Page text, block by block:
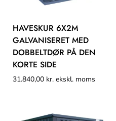
HAVESKUR 6X2M
GALVANISERET MED
DOBBELTDØR PÅ DEN
KORTE SIDE
31.840,00 kr. ekskl. moms